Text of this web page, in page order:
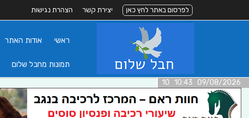
לפרסום באתר לחץ כאן יצירת קשר הצהרת נגישות
ראשי אודות האתר
תמונות מחבל שלום
09/08/2026 10:43 10